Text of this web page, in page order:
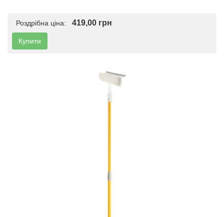
Роздрібна ціна: 419,00 грн
Купити